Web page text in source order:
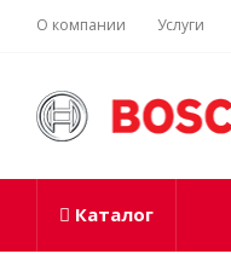
О компании Услуги
Каталог